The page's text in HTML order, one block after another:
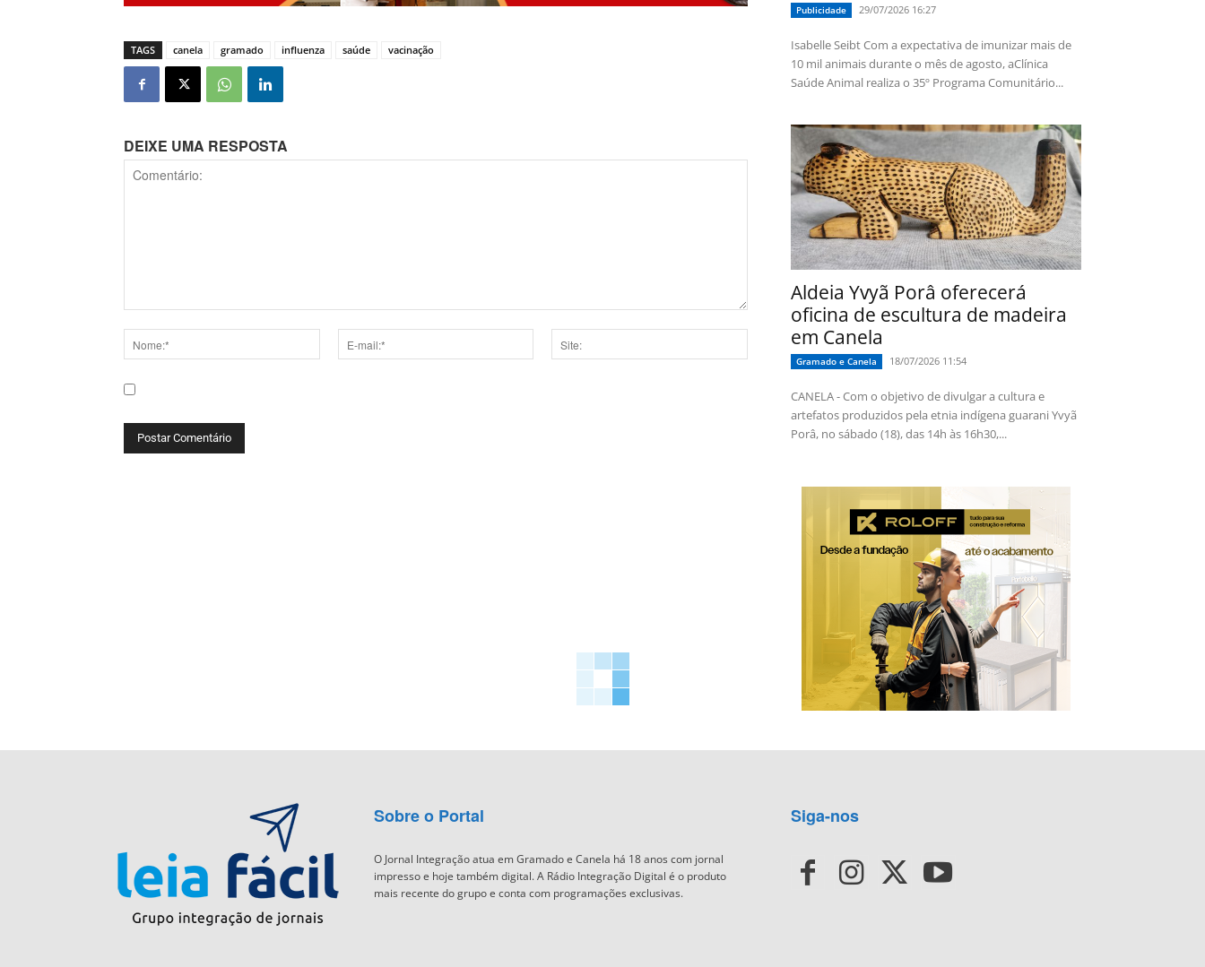
TAGS canela gramado influenza saúde vacinação
DEIXE UMA RESPOSTA
Publicidade 29/07/2026 16:27
Isabelle Seibt Com a expectativa de imunizar mais de
10 mil animais durante o mês de agosto, aClínica
Saúde Animal realiza o 35º Programa Comunitário...
Aldeia Yvyã Porâ oferecerá
oficina de escultura de madeira
em Canela
Gramado e Canela 18/07/2026 11:54
CANELA - Com o objetivo de divulgar a cultura e
artefatos produzidos pela etnia indígena guarani Yvyã
Porâ, no sábado (18), das 14h às 16h30,...
Sobre o Portal
O Jornal Integração atua em Gramado e Canela há 18 anos com jornal
impresso e hoje também digital. A Rádio Integração Digital é o produto
mais recente do grupo e conta com programações exclusivas.
Siga-nos